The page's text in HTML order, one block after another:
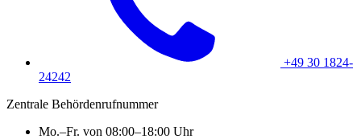
+49 30 1824-
24242
Zentrale Behördenrufnummer
Mo.–Fr. von 08:00–18:00 Uhr